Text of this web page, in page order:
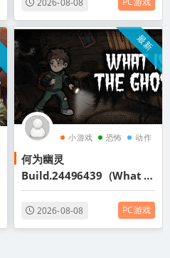
最新
小游戏 恐怖 动作
何为幽灵
Build.24496439（What Is
The Ghost）免安装中文版
2026-08-08 PC游戏